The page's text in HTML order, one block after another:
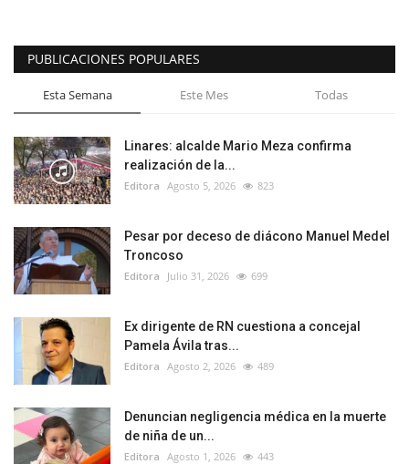
PUBLICACIONES POPULARES
Esta Semana Este Mes Todas
Linares: alcalde Mario Meza confirma
realización de la...
Editora Agosto 5, 2026 823
Pesar por deceso de diácono Manuel Medel
Troncoso
Editora Julio 31, 2026 699
Ex dirigente de RN cuestiona a concejal
Pamela Ávila tras...
Editora Agosto 2, 2026 489
Denuncian negligencia médica en la muerte
de niña de un...
Editora Agosto 1, 2026 443